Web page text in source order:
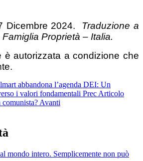
Dicembre 2024. Traduzione a
Proprietà – Italia.
è autorizzata a condizione che
abbandona l’agenda DEI: Un
i valori fondamentali Prec Articolo
Avanti